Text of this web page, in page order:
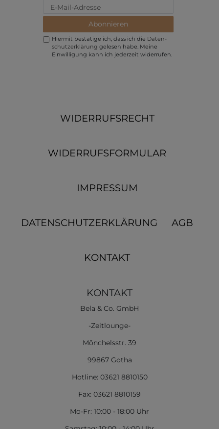
Abonnieren
Hiermit bestätige ich, dass ich die Daten­
schutz­erklärung gelesen habe. Meine
Einwilligung kann ich jederzeit widerrufen.
WIDERRUFSRECHT
WIDERRUFSFORMULAR
IMPRESSUM
DATENSCHUTZERKLÄRUNG AGB
KONTAKT
KONTAKT
Bela & Co. GmbH
-Zeitlounge-
Mönchelsstr. 39
99867 Gotha
Hotline: 03621 8810150
Fax: 03621 8810159
Mo-Fr: 10:00 - 18:00 Uhr